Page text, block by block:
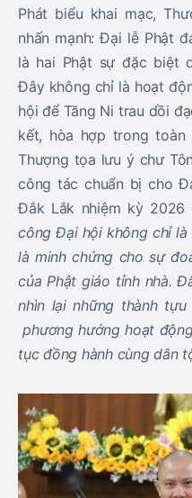
Phát biểu khai mạc,
nhấn mạnh: Đại lễ Phật
là hai Phật sự đặc biệt
Đây không chỉ là hoạt
hội để Tăng Ni trau dồi
kết, hòa hợp trong
Thượng tọa lưu ý chư
công tác chuẩn bị cho
Đắk Lắk nhiệm kỳ 2026
công Đại hội không chỉ là
là minh chứng cho sự
của Phật giáo tỉnh nhà.
nhìn lại những thành
phương hướng hoạt
tục đồng hành cùng dân